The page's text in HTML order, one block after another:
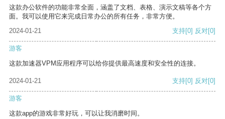
这款办公软件的功能非常全面，涵盖了文档、表格、演示文稿等各个方
面。我可以使用它来完成日常办公的所有任务，非常方便。
2024-01-21
支持[0] 反对[0]
游客
这款加速器VPM应用程序可以给你提供最高速度和安全性的连接。
2024-01-21 支持[0] 反对[0]
游客
这款app的游戏非常好玩，可以让我消磨时间。